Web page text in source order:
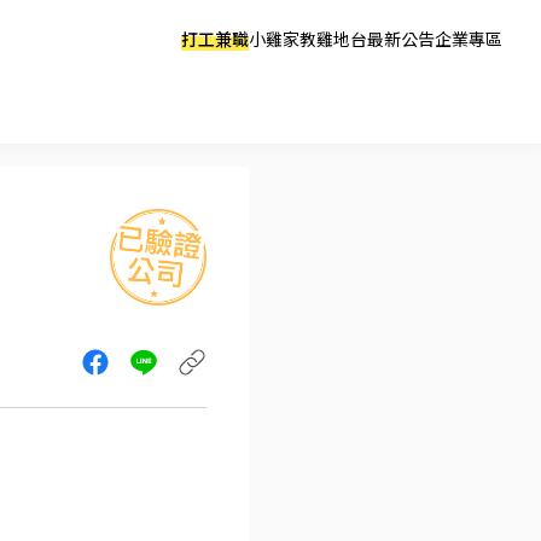
打工兼職小雞家教雞地台最新公告企業專區